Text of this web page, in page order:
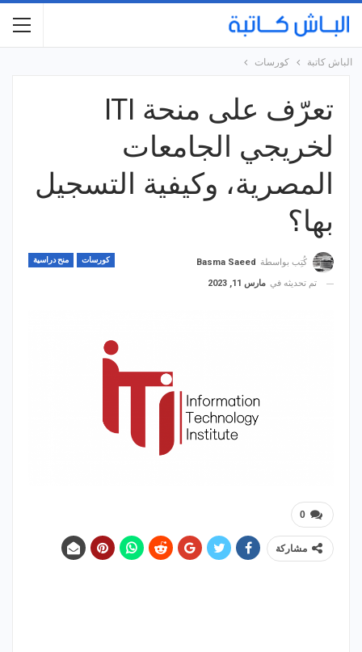
الباش كاتبة كورسات
تعرّف على منحة ITI
لخريجي الجامعات
المصرية، وكيفية التسجيل
بها؟
كورسات منح دراسية كُتِب بواسطة
Basma Saeed
تم تحديثه في مارس 11, 2023
0
مشاركة